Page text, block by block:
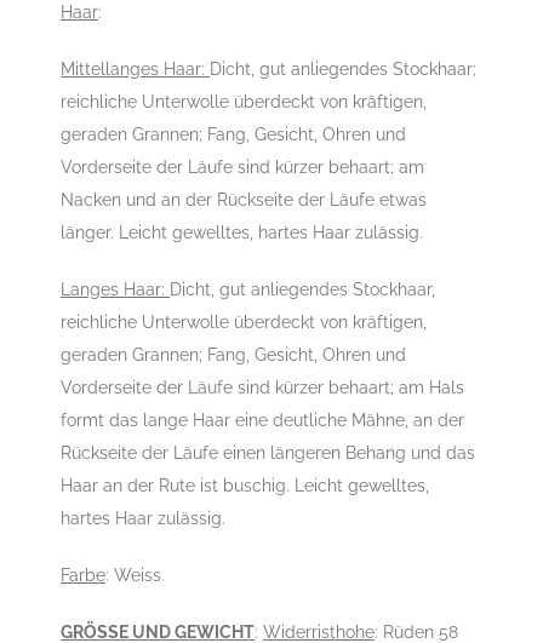
Haar:
Mittellanges Haar: Dicht, gut anliegendes Stockhaar;
reichliche Unterwolle überdeckt von kräftigen,
geraden Grannen; Fang, Gesicht, Ohren und
Vorderseite der Läufe sind kürzer behaart; am
Nacken und an der Rückseite der Läufe etwas
länger. Leicht gewelltes, hartes Haar zulässig.
Langes Haar: Dicht, gut anliegendes Stockhaar,
reichliche Unterwolle überdeckt von kräftigen,
geraden Grannen; Fang, Gesicht, Ohren und
Vorderseite der Läufe sind kürzer behaart; am Hals
formt das lange Haar eine deutliche Mähne, an der
Rückseite der Läufe einen längeren Behang und das
Haar an der Rute ist buschig. Leicht gewelltes,
hartes Haar zulässig.
Farbe: Weiss.
GRÖSSE UND GEWICHT: Widerristhohe: Rüden 58